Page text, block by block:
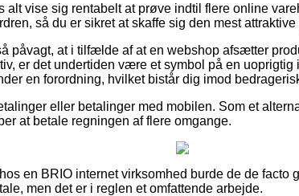
vise sig rentabelt at prøve indtil flere online
så du er sikret at skaffe sig den mest attraktive
påvagt, at i tilfælde af at en webshop afsætter
er det undertiden være et symbol på en uoprigtig
en forordning, hvilket bistår dig imod
eller betalinger med mobilen. Som et
at betale regningen af flere omgange.
en BRIO internet virksomhed burde de de facto
men det er i reglen et omfattende arbejde.